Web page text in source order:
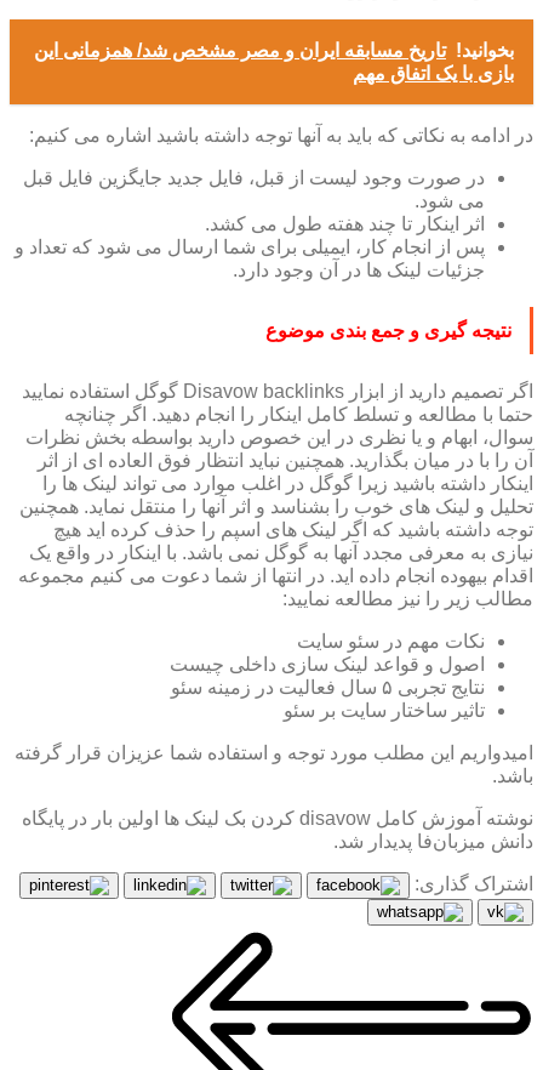
بخوانید! تاریخ مسابقه ایران و مصر مشخص شد/ همزمانی این
بازی با یک اتفاق مهم
در ادامه به نکاتی که باید به آنها توجه داشته باشید اشاره می کنیم:
در صورت وجود لیست از قبل، فایل جدید جایگزین فایل قبل
می شود.
اثر اینکار تا چند هفته طول می کشد.
پس از انجام کار، ایمیلی برای شما ارسال می شود که تعداد و
جزئیات لینک ها در آن وجود دارد.
نتیجه گیری و جمع بندی موضوع
اگر تصمیم دارید از ابزار Disavow backlinks گوگل استفاده نمایید
حتما با مطالعه و تسلط کامل اینکار را انجام دهید. اگر چنانچه
سوال، ابهام و یا نظری در این خصوص دارید بواسطه بخش نظرات
آن را با در میان بگذارید. همچنین نباید انتظار فوق العاده ای از اثر
اینکار داشته باشید زیرا گوگل در اغلب موارد می تواند لینک ها را
تحلیل و لینک های خوب را بشناسد و اثر آنها را منتقل نماید. همچنین
توجه داشته باشید که اگر لینک های اسپم را حذف کرده اید هیچ
نیازی به معرفی مجدد آنها به گوگل نمی باشد. با اینکار در واقع یک
اقدام بیهوده انجام داده اید. در انتها از شما دعوت می کنیم مجموعه
مطالب زیر را نیز مطالعه نمایید:
نکات مهم در سئو سایت
اصول و قواعد لینک سازی داخلی چیست
نتایج تجربی ۵ سال فعالیت در زمینه سئو
تاثیر ساختار سایت بر سئو
امیدواریم این مطلب مورد توجه و استفاده شما عزیزان قرار گرفته
باشد.
نوشته آموزش کامل disavow کردن بک لینک ها اولین بار در پایگاه
دانش میزبان‌فا پدیدار شد.
اشتراک گذاری: